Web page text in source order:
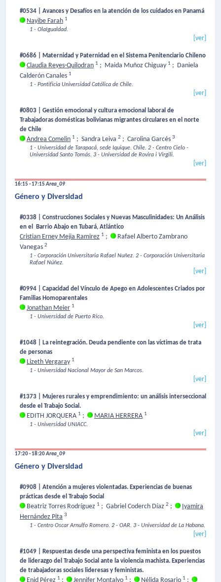
#0534 | Avances y Desafíos en la atención de los cuidados en Panamá
Nayibe Farah 1
1 - OlaIgualdad.
[ver]
#0686 | Maternidad y Paternidad en el Sistema Penitenciario Chileno
Claudia Reyes-Quilodran 1 ; Maida Muñoz Chiguay 1 ; Daniela
Calderón Canales 1
1 - Pontificia Universidad Católica de Chile.
[ver]
#0803 | Gestión emocional y cultura emocional laboral de
Trabajadoras domésticas bolivianas migrantes circulares en el norte
de Chile
Andrea Comelin 1 ; Sandra Leiva 2 ; Carolina Garcés 3
1 - Universidad de Tarapacá, sede Iquique. Chile. 2 - Centro Cielo -
Universidad Santo Tomás. 3 - Universidad de Rovira i Virgili.
[ver]
16:15 - 17:15Area_09
Género y Diversidad
#0338 | Construcciones Sociales y Nuevas Masculinidades: Un Análisis
en el Barrio Abajo en Tubará, Atlántico
Cristian Erney Mejia Ramirez 1 ;
Rafael Alberto Zambrano
Vanegas 2
1 - Corporación Universitaria Rafael Nuñez. 2 - Corporación Universitaria
Rafael Núñez.
[ver]
#0994 | Capacidad del Vínculo de Apego en Adolescentes Criados por
Familias Homoparentales
Jonathan Meier 1
1 - Universidad de Puerto Rico.
[ver]
#1048 | La reintegración. Deuda pendiente con las víctimas de trata
de personas
Lizeth Vergaray 1
1 - Universidad Nacional Mayor de San Marcos.
[ver]
#1373 | Mujeres rurales y emprendimiento: un análisis interseccional
desde el Trabajo Social.
EDITH JORQUERA 1 ; MARIA HERRERA 1
1 - Universidad UNIACC.
[ver]
17:20 - 18:20Area_09
Género y Diversidad
#0908 | Atención a mujeres violentadas. Experiencias de buenas
prácticas desde el Trabajo Social
Beatriz Torres Rodríguez 1 ; Gabriel Coderch Díaz 2 ;
Iyamira
Hernández Pita 3
1 - Centro Oscar Arnulfo Romero. 2 - OAR. 3 - Universidad de La Habana.
[ver]
#1049 | Respuestas desde una perspectiva feminista en los puestos
de liderazgo del Trabajo Social ante la violencia machista. Experiencias
de trabajadoras sociales lideresas y feministas.
Enid Pérez 1 ; Jennifer Montalvo 1 ; Nélida Rosario 1 ;